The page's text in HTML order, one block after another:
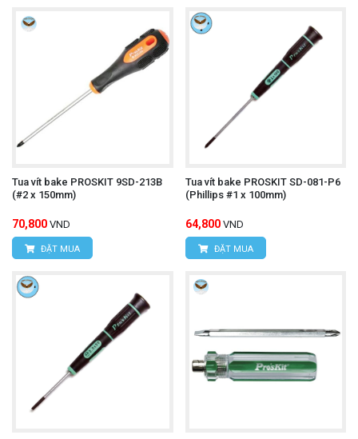
Tua vít bake PROSKIT 9SD-213B
(#2 x 150mm)
70,800 VND
ĐẶT MUA
Tua vít bake PROSKIT SD-081-P6
(Phillips #1 x 100mm)
64,800 VND
ĐẶT MUA